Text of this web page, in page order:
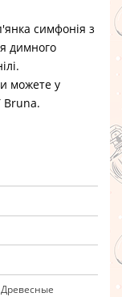
симфонія з
димного
можете у
Bruna.